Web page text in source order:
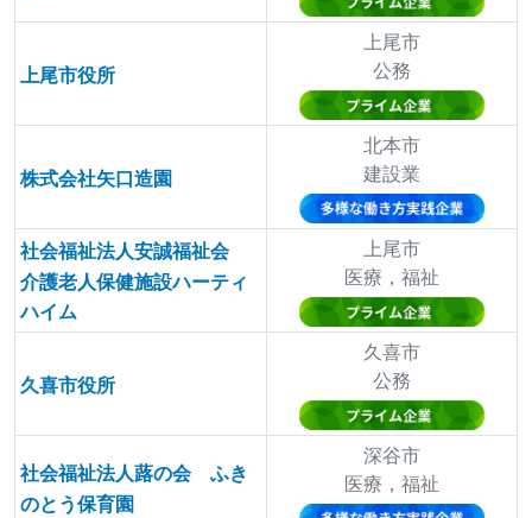
上尾市役所
上尾市
公務
株式会社矢口造園
北本市
建設業
社会福祉法人安誠福祉会
介護老人保健施設ハーティ
ハイム
上尾市
医療，福祉
久喜市役所
久喜市
公務
社会福祉法人蕗の会 ふき
のとう保育園
深谷市
医療，福祉